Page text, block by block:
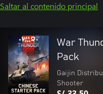
Saltar al contenido principal
War
Pack
Gaijin
Shooter